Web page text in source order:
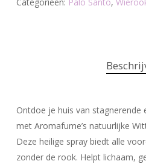
Ontdoe je huis van stagnerende
met Aromafume’s natuurlijke
Deze heilige spray biedt alle
zonder de rook. Helpt lichaam,